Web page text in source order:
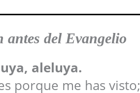
antes del Evangelio
aleluya.
porque me has visto;